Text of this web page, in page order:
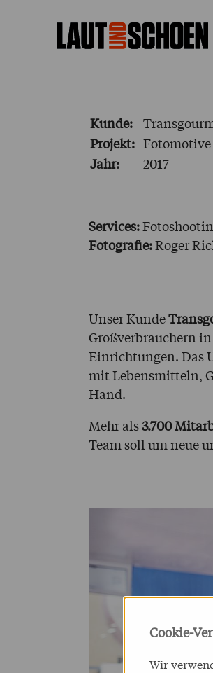
Kunde:
Projekt:
Jahr:
2017
Services:
Fotografie:Roger
Unser Kunde
Großverbrauchern
Einrichtungen. Das
mit Lebensmitteln,
Hand.
Mehr als3.700
Team soll um neue
Cookie-
Wir